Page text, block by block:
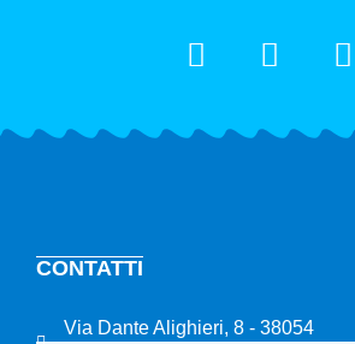
CONTATTI
Via Dante Alighieri, 8 - 38054